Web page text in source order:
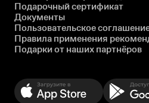
Подарочный сертификат
Документы
Пользовательское
Правила применения
Подарки от наших партнёров